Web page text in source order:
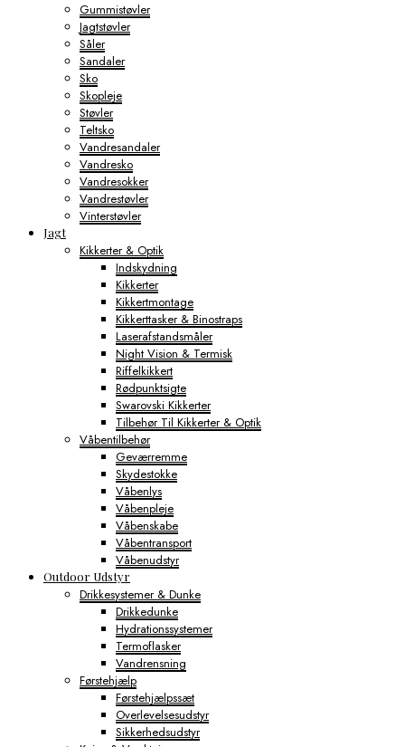
Gummistøvler
Jagtstøvler
Såler
Sandaler
Sko
Skopleje
Støvler
Teltsko
Vandresandaler
Vandresko
Vandresokker
Vandrestøvler
Vinterstøvler
Jagt
Kikkerter & Optik
Indskydning
Kikkerter
Kikkertmontage
Kikkerttasker & Binostraps
Laserafstandsmåler
Night Vision & Termisk
Riffelkikkert
Rødpunktsigte
Swarovski Kikkerter
Tilbehør Til Kikkerter & Optik
Våbentilbehør
Geværremme
Skydestokke
Våbenlys
Våbenpleje
Våbenskabe
Våbentransport
Våbenudstyr
Outdoor Udstyr
Drikkesystemer & Dunke
Drikkedunke
Hydrationssystemer
Termoflasker
Vandrensning
Førstehjælp
Førstehjælpssæt
Overlevelsesudstyr
Sikkerhedsudstyr